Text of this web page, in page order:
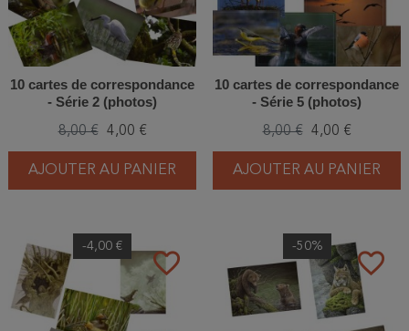
10 cartes de correspondance
- Série 2 (photos)
8,00 € 4,00 €
AJOUTER AU PANIER
10 cartes de correspondance
- Série 5 (photos)
8,00 € 4,00 €
AJOUTER AU PANIER
favorite_border
-4,00 €
favorite_border
-50%